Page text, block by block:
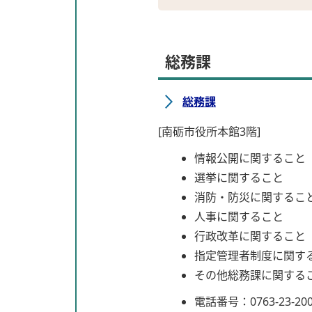
総務課
総務課
[南砺市役所本館3階]
情報公開に関すること
選挙に関すること
消防・防災に関するこ
人事に関すること
行政改革に関すること
指定管理者制度に関す
その他総務課に関する
電話番号：0763-23-